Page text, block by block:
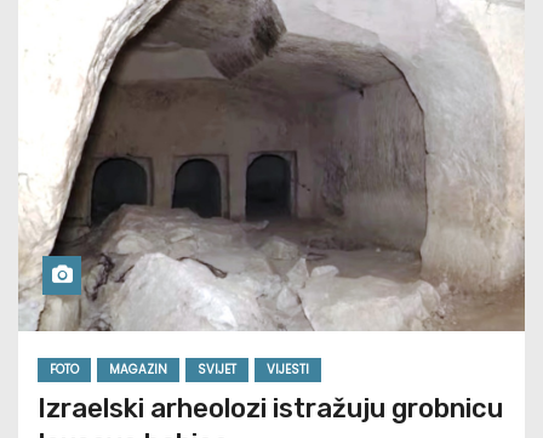
FOTO MAGAZIN SVIJET VIJESTI
Izraelski arheolozi istražuju grobnicu